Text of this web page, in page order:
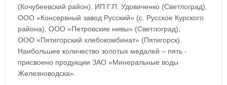
(Кочубеевский район), ИП Г.П. Удовиченко (Светлоград),
ООО «Консервный завод Русский» (с. Русское Курского
района), ООО «Петровские нивы» (Светлоград),
ООО «Пятигорский хлебокомбинат» (Пятигорск).
Наибольшее количество золотых медалей – пять -
присвоено продукции ЗАО «Минеральные воды
Железноводска».